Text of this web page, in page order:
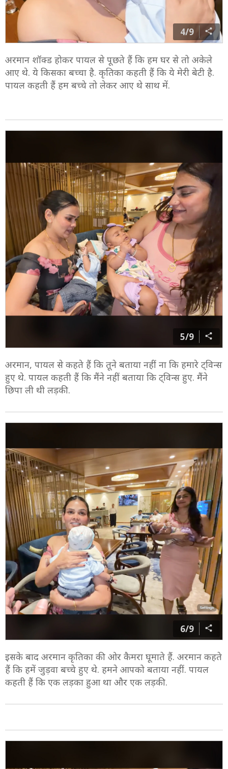
4/9
अरमान शॉक्ड होकर पायल से पूछते हैं कि हम घर से तो अकेले
आए थे. ये किसका बच्चा है. कृतिका कहती हैं कि ये मेरी बेटी है.
पायल कहती हैं हम बच्चे तो लेकर आए थे साथ में.
5/9
अरमान, पायल से कहते हैं कि तूने बताया नहीं ना कि हमारे ट्विन्स
हुए थे. पायल कहती हैं कि मैंने नहीं बताया कि ट्विन्स हुए. मैंने
छिपा ली थी लड़की.
6/9
इसके बाद अरमान कृतिका की ओर कैमरा घूमाते हैं. अरमान कहते
हैं कि हमें जुड़वा बच्चे हुए थे. हमने आपको बताया नहीं. पायल
कहती हैं कि एक लड़का हुआ था और एक लड़की.